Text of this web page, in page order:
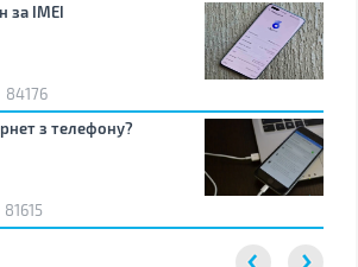
за IMEI
84176
з телефону?
81615